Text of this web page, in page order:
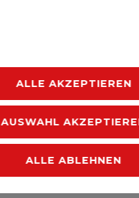
ALLE AKZEPTIEREN
AUSWAHL
ALLE ABLEHNEN